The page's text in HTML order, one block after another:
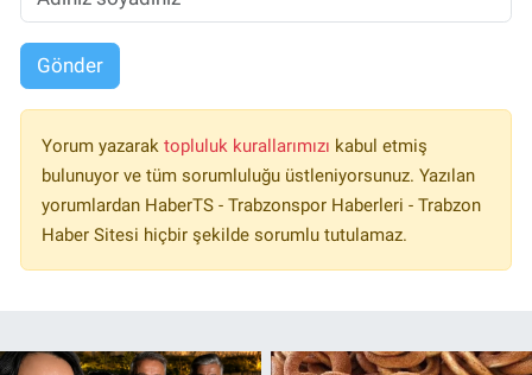
Gönder
Yorum yazarak topluluk kurallarımızı kabul etmiş
bulunuyor ve tüm sorumluluğu üstleniyorsunuz. Yazılan
yorumlardan HaberTS - Trabzonspor Haberleri - Trabzon
Haber Sitesi hiçbir şekilde sorumlu tutulamaz.